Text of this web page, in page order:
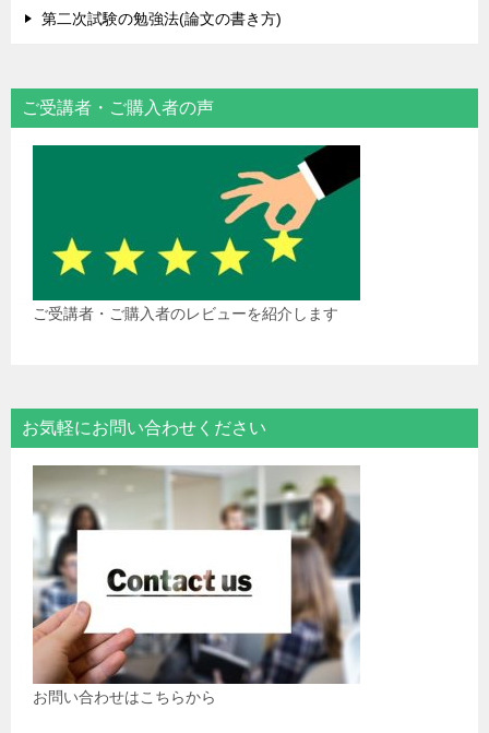
第二次試験の勉強法(論文の書き方)
ご受講者・ご購入者の声
ご受講者・ご購入者のレビューを紹介します
お気軽にお問い合わせください
お問い合わせはこちらから